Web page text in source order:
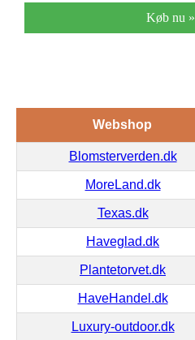
Køb nu »
Webshop
Blomsterverden.dk
MoreLand.dk
Texas.dk
Haveglad.dk
Plantetorvet.dk
HaveHandel.dk
Luxury-outdoor.dk